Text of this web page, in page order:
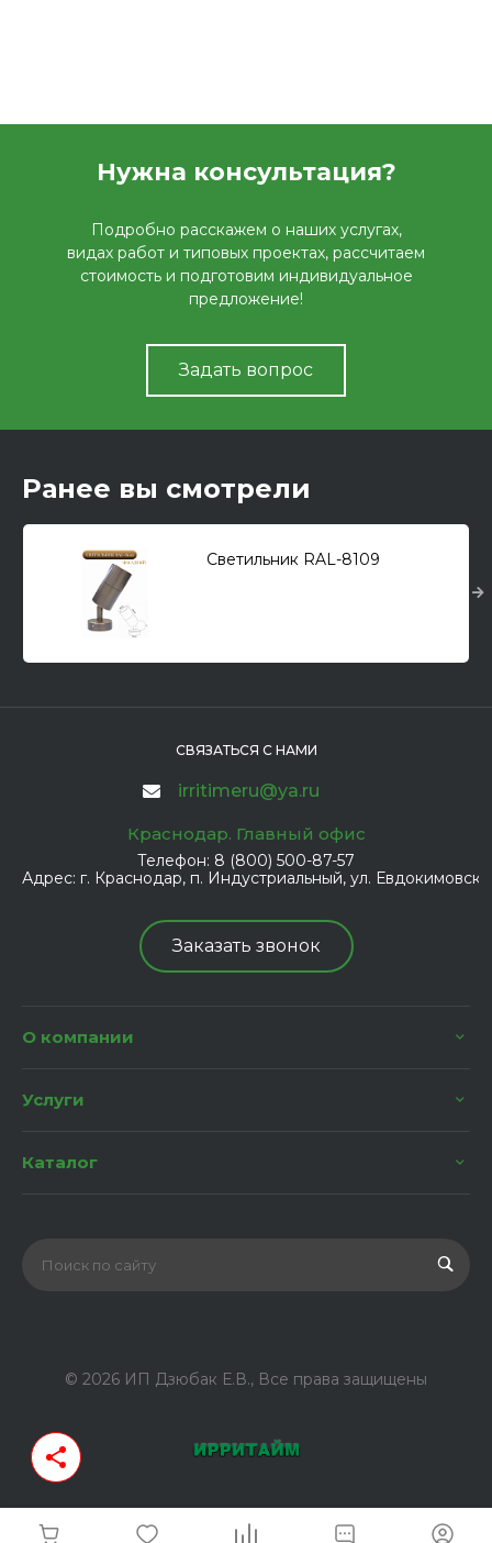
Нужна консультация?
Подробно расскажем о наших услугах,
видах работ и типовых проектах, рассчитаем
стоимость и подготовим индивидуальное
предложение!
Задать вопрос
Ранее вы смотрели
Светильник RAL-8109
СВЯЗАТЬСЯ С НАМИ
irritimeru@ya.ru
Краснодар. Главный офис
Телефон: 8 (800) 500-87-57
Адрес: г. Краснодар, п. Индустриальный, ул.
Заказать звонок
О компании
Услуги
Каталог
© 2026 ИП Дзюбак Е.В., Все права защищены